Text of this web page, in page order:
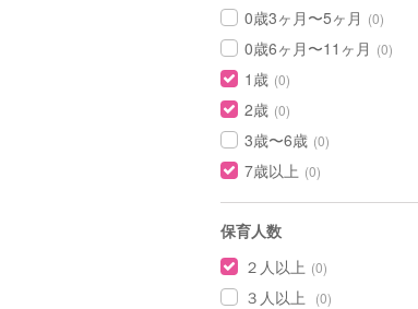
0歳3ヶ月〜5ヶ月 (0)
0歳6ヶ月〜11ヶ月 (0)
1歳 (0)
2歳 (0)
3歳〜6歳 (0)
7歳以上 (0)
保育人数
２人以上 (0)
３人以上 (0)